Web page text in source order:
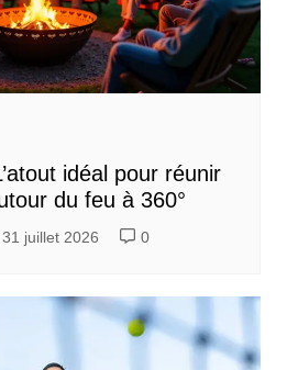
idéal pour réunir
du feu à 360°
31 juillet 2026 0